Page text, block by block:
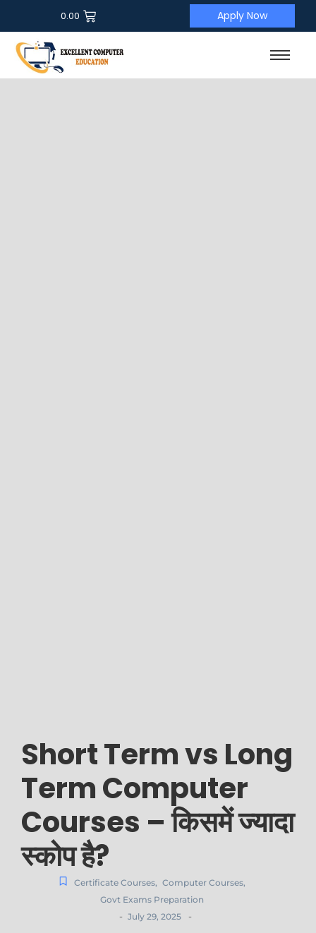
0.00 Apply Now
Short Term vs Long
Term Computer
Courses – किसमें ज्यादा
स्कोप है?
Certificate Courses, Computer Courses,
Govt Exams Preparation
- July 29, 2025 -